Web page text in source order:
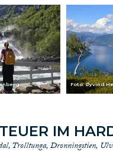
Foto: Øyvind
IM
Trolltunga, Dronningstien,